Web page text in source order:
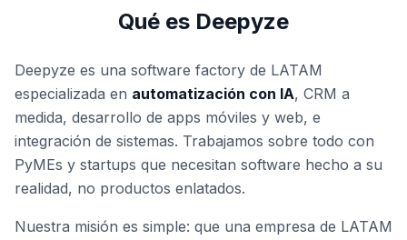
Qué es Deepyze
Deepyze es una software factory de LATAM
especializada en automatización con IA, CRM a
medida, desarrollo de apps móviles y web, e
integración de sistemas. Trabajamos sobre todo con
PyMEs y startups que necesitan software hecho a su
realidad, no productos enlatados.
Nuestra misión es simple: que una empresa de LATAM